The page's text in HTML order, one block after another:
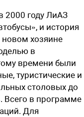
2000 году ЛиАЗ
и история
хозяине
в
времени были
туристические и
столовых до
в программе
Для